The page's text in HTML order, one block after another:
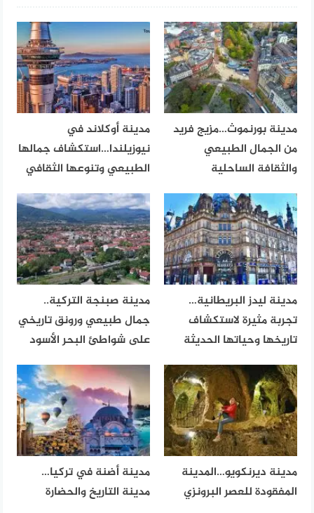
مدينة بورنموث…مزيج فريد
من الجمال الطبيعي
والثقافة الساحلية
مدينة أوكلاند في
نيوزيلندا…استكشاف جمالها
الطبيعي وتنوعها الثقافي
مدينة ليدز البريطانية…
تجربة مثيرة لاستكشاف
تاريخها وحياتها الحديثة
مدينة صبنجة التركية..
جمال طبيعي ورونق تاريخي
على شواطئ البحر الأسود
مدينة ديرنكويو…المدينة
المفقودة للعصر البرونزي
مدينة أضنة في تركيا…
مدينة التاريخ والحضارة